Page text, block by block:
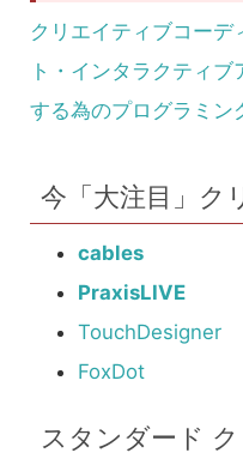
クリエイティブコーデ
ト・インタラクティ
する為のプログラミン
今「大注目」ク
cables
PraxisLIVE
TouchDesigner
FoxDot
スタンダード